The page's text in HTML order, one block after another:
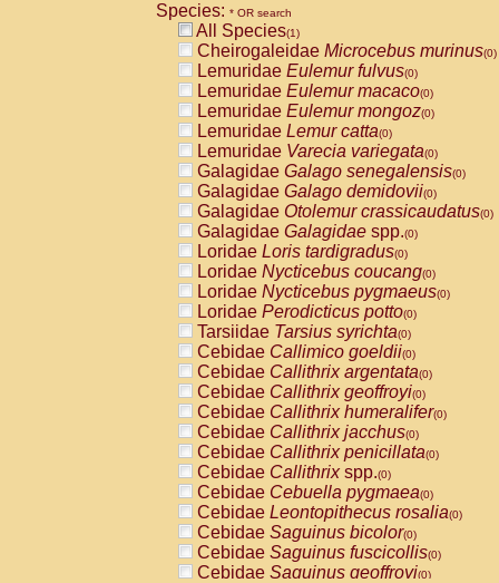
Species: * OR search
All Species(1)
Cheirogaleidae Microcebus murinus(0)
Lemuridae Eulemur fulvus(0)
Lemuridae Eulemur macaco(0)
Lemuridae Eulemur mongoz(0)
Lemuridae Lemur catta(0)
Lemuridae Varecia variegata(0)
Galagidae Galago senegalensis(0)
Galagidae Galago demidovii(0)
Galagidae Otolemur crassicaudatus(0)
Galagidae Galagidae spp.(0)
Loridae Loris tardigradus(0)
Loridae Nycticebus coucang(0)
Loridae Nycticebus pygmaeus(0)
Loridae Perodicticus potto(0)
Tarsiidae Tarsius syrichta(0)
Cebidae Callimico goeldii(0)
Cebidae Callithrix argentata(0)
Cebidae Callithrix geoffroyi(0)
Cebidae Callithrix humeralifer(0)
Cebidae Callithrix jacchus(0)
Cebidae Callithrix penicillata(0)
Cebidae Callithrixspp.(0)
Cebidae Cebuella pygmaea(0)
Cebidae Leontopithecus rosalia(0)
Cebidae Saguinus bicolor(0)
Cebidae Saguinus fuscicollis(0)
Cebidae Saguinus geoffroyi(0)